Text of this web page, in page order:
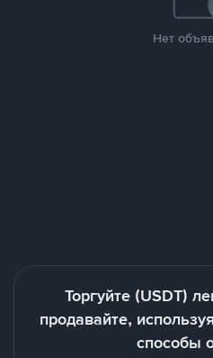
Нет
Торгуйте (USDT)
продавайте,
способы